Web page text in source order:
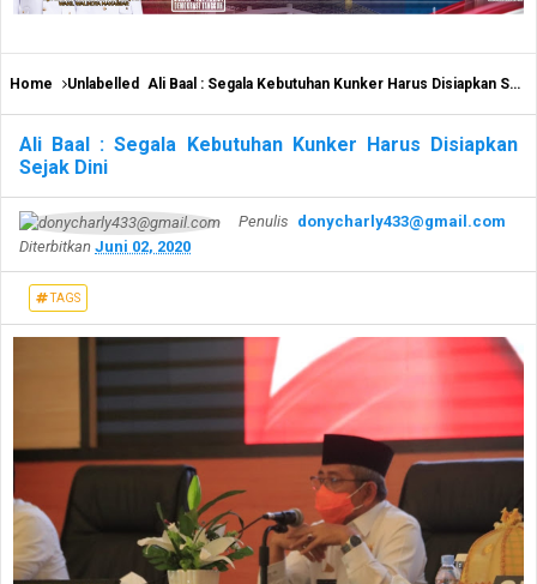
Home Unlabelled Ali Baal : Segala Kebutuhan Kunker Harus Disiapkan Sejak Dini
Ali Baal : Segala Kebutuhan Kunker Harus Disiapkan
Sejak Dini
Penulis donycharly433@gmail.com
Diterbitkan Juni 02, 2020
TAGS